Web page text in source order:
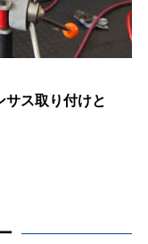
ス取り付けと